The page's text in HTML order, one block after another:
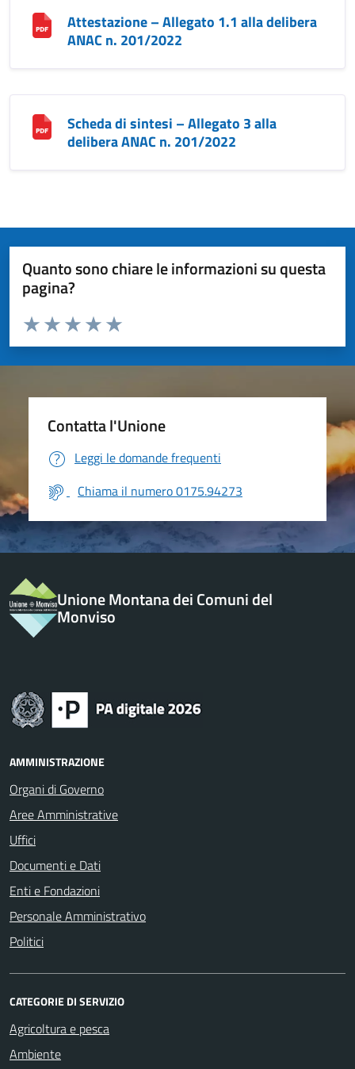
Attestazione – Allegato 1.1 alla delibera
ANAC n. 201/2022
Scheda di sintesi – Allegato 3 alla
delibera ANAC n. 201/2022
Quanto sono chiare le informazioni su questa
pagina?
Valuta da 1 a 5 stelle la pagina
Valuta 5 stelle su 5
Valuta 4 stelle su 5
Valuta 3 stelle su 5
Valuta 2 stelle su 5
Valuta 1 stelle su 5
Contatta l'Unione
Leggi le domande frequenti
Chiama il numero 0175.94273
Unione Montana dei Comuni del
Monviso
AMMINISTRAZIONE
Organi di Governo
Aree Amministrative
Uffici
Documenti e Dati
Enti e Fondazioni
Personale Amministrativo
Politici
CATEGORIE DI SERVIZIO
Agricoltura e pesca
Ambiente